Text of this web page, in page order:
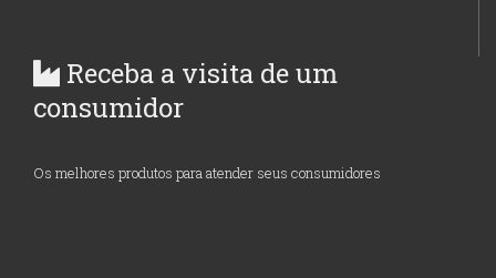
Receba a visita de um
consumidor
Os melhores produtos para atender seus consumidores